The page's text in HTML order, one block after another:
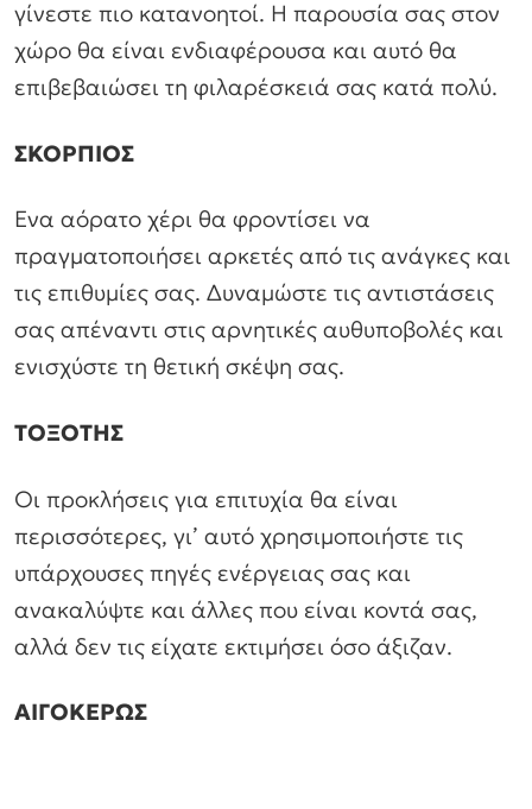
γίνεστε πιο κατανοητοί. Η παρουσία σας στον
χώρο θα είναι ενδιαφέρουσα και αυτό θα
επιβεβαιώσει τη φιλαρέσκειά σας κατά πολύ.
ΣΚΟΡΠΙΟΣ
Ενα αόρατο χέρι θα φροντίσει να
πραγματοποιήσει αρκετές από τις ανάγκες και
τις επιθυμίες σας. Δυναμώστε τις αντιστάσεις
σας απέναντι στις αρνητικές αυθυποβολές και
ενισχύστε τη θετική σκέψη σας.
ΤΟΞΟΤΗΣ
Οι προκλήσεις για επιτυχία θα είναι
περισσότερες, γι’ αυτό χρησιμοποιήστε τις
υπάρχουσες πηγές ενέργειας σας και
ανακαλύψτε και άλλες που είναι κοντά σας,
αλλά δεν τις είχατε εκτιμήσει όσο άξιζαν.
ΑΙΓΟΚΕΡΩΣ